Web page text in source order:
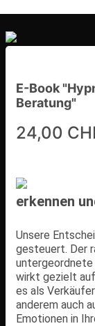
E-Book
Beratung"
24,00
erkennen
Unsere
gesteuert. Der
untergeordnete
wirkt gezielt auf
es als
anderem auch
Emotionen in